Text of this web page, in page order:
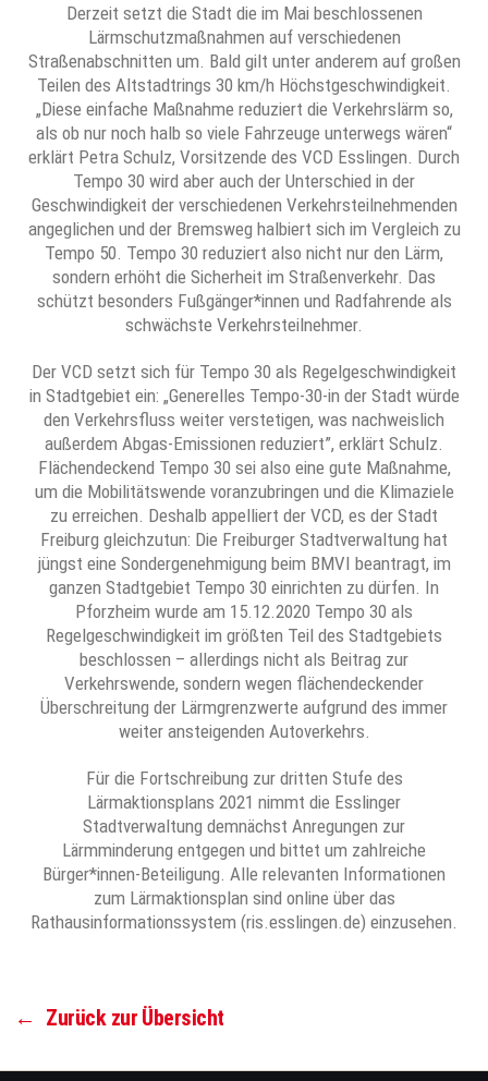
Derzeit setzt die Stadt die im Mai beschlossenen
Lärmschutzmaßnahmen auf verschiedenen
Straßenabschnitten um. Bald gilt unter anderem auf großen
Teilen des Altstadtrings 30 km/h Höchstgeschwindigkeit.
„Diese einfache Maßnahme reduziert die Verkehrslärm so,
als ob nur noch halb so viele Fahrzeuge unterwegs wären“
erklärt Petra Schulz, Vorsitzende des VCD Esslingen. Durch
Tempo 30 wird aber auch der Unterschied in der
Geschwindigkeit der verschiedenen Verkehrsteilnehmenden
angeglichen und der Bremsweg halbiert sich im Vergleich zu
Tempo 50. Tempo 30 reduziert also nicht nur den Lärm,
sondern erhöht die Sicherheit im Straßenverkehr. Das
schützt besonders Fußgänger*innen und Radfahrende als
schwächste Verkehrsteilnehmer.
Der VCD setzt sich für Tempo 30 als Regelgeschwindigkeit
in Stadtgebiet ein: „Generelles Tempo-30-in der Stadt würde
den Verkehrsfluss weiter verstetigen, was nachweislich
außerdem Abgas-Emissionen reduziert”, erklärt Schulz.
Flächendeckend Tempo 30 sei also eine gute Maßnahme,
um die Mobilitätswende voranzubringen und die Klimaziele
zu erreichen. Deshalb appelliert der VCD, es der Stadt
Freiburg gleichzutun: Die Freiburger Stadtverwaltung hat
jüngst eine Sondergenehmigung beim BMVI beantragt, im
ganzen Stadtgebiet Tempo 30 einrichten zu dürfen. In
Pforzheim wurde am 15.12.2020 Tempo 30 als
Regelgeschwindigkeit im größten Teil des Stadtgebiets
beschlossen – allerdings nicht als Beitrag zur
Verkehrswende, sondern wegen flächendeckender
Überschreitung der Lärmgrenzwerte aufgrund des immer
weiter ansteigenden Autoverkehrs.
Für die Fortschreibung zur dritten Stufe des
Lärmaktionsplans 2021 nimmt die Esslinger
Stadtverwaltung demnächst Anregungen zur
Lärmminderung entgegen und bittet um zahlreiche
Bürger*innen-Beteiligung. Alle relevanten Informationen
zum Lärmaktionsplan sind online über das
Rathausinformationssystem (ris.esslingen.de) einzusehen.
← Zurück zur Übersicht